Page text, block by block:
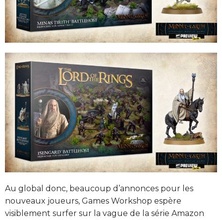
Au global donc, beaucoup d’annonces pour les
nouveaux joueurs, Games Workshop espère
visiblement surfer sur la vague de la série Amazon